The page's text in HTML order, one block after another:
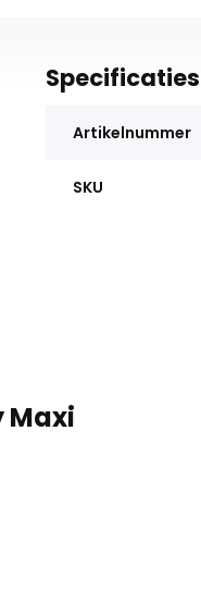
Specificaties
Artikelnummer
SKU
Maxi